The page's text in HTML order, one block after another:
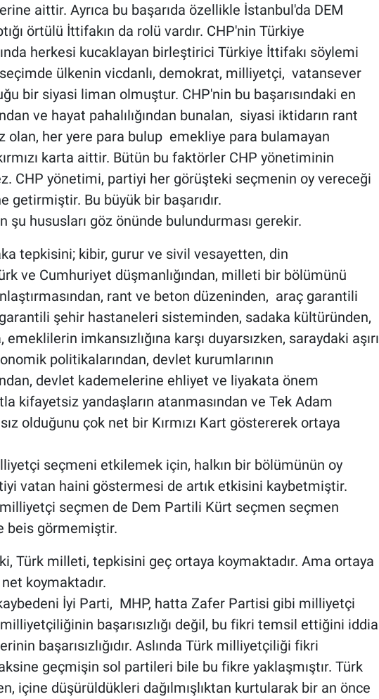
aittir. Ayrıca bu başarıda özellikle İstanbul'da DEM
örtülü İttifakın da rolü vardır. CHP'nin Türkiye
herkesi kucaklayan birleştirici Türkiye İttifakı söylemi
ülkenin vicdanlı, demokrat, milliyetçi, vatansever
bir siyasi liman olmuştur. CHP'nin bu başarısındaki en
ve hayat pahalılığından bunalan, siyasi iktidarın rant
olan, her yere para bulup emekliye para bulamayan
karta aittir. Bütün bu faktörler CHP yönetiminin
CHP yönetimi, partiyi her görüşteki seçmenin oy vereceği
getirmiştir. Bu büyük bir başarıdır.
şu hususları göz önünde bulundurması gerekir.
tepkisini; kibir, gurur ve sivil vesayetten, din
ve Cumhuriyet düşmanlığından, milleti bir bölümünü
rant ve beton düzeninden, araç garantili
şehir hastaneleri sisteminden, sadaka kültüründen,
imkansızlığına karşı duyarsızken, saraydaki aşırı
politikalarından, devlet kurumlarının
devlet kademelerine ehliyet ve liyakata önem
kifayetsiz yandaşların atanmasından ve Tek Adam
olduğunu çok net bir Kırmızı Kart göstererek ortaya
seçmeni etkilemek için, halkın bir bölümünün oy
vatan haini göstermesi de artık etkisini kaybetmiştir.
seçmen de Dem Partili Kürt seçmen seçmen
beis görmemiştir.
ki, Türk milleti, tepkisini geç ortaya koymaktadır. Ama ortaya
koymaktadır.
İyi Parti, MHP, hatta Zafer Partisi gibi milliyetçi
başarısızlığı değil, bu fikri temsil ettiğini iddia
başarısızlığıdır. Aslında Türk milliyetçiliği fikri
geçmişin sol partileri bile bu fikre yaklaşmıştır. Türk
içine düşürüldükleri dağılmışlıktan kurtularak bir an önce